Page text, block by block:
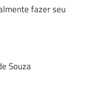
fazer seu
Souza